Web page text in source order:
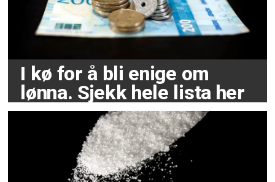
I kø for å bli enige om
lønna. Sjekk hele lista her